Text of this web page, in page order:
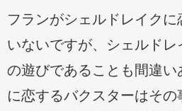
フランがシェルドレイク
いないですが、シェルド
の遊びであることも間違
に恋するバクスターはその